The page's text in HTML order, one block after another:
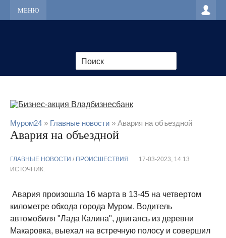
МЕНЮ
Муром24 » Главные новости » Авария на объездной
Авария на объездной
ГЛАВНЫЕ НОВОСТИ / ПРОИСШЕСТВИЯ
17-03-2023, 14:13
ИСТОЧНИК:
Авария произошла 16 марта в 13-45 на четвертом
километре обхода города Муром. Водитель
автомобиля "Лада Калина", двигаясь из деревни
Макаровка, выехал на встречную полосу и совершил